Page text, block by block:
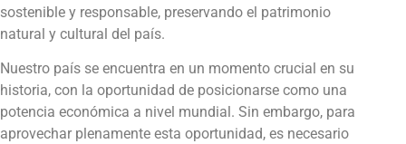
sostenible y responsable, preservando el patrimonio
natural y cultural del país.
Nuestro país se encuentra en un momento crucial en su
historia, con la oportunidad de posicionarse como una
potencia económica a nivel mundial. Sin embargo, para
aprovechar plenamente esta oportunidad, es necesario